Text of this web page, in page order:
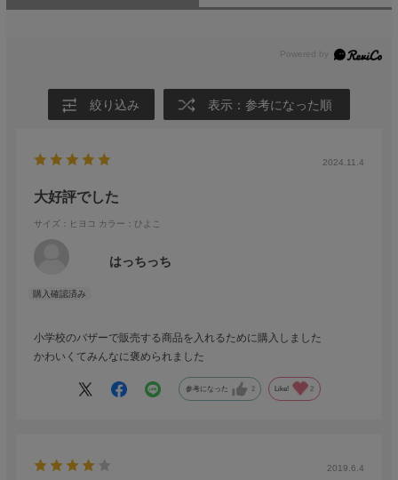
絞り込み 表示：参考になった順
2024.11.4
大好評でした
サイズ：ヒヨコ カラー：ひよこ
はっちっち
小学校のバザーで販売する商品を入れるために購入しました
かわいくてみんなに褒められました
参考になった 2 Like! 2
2019.6.4